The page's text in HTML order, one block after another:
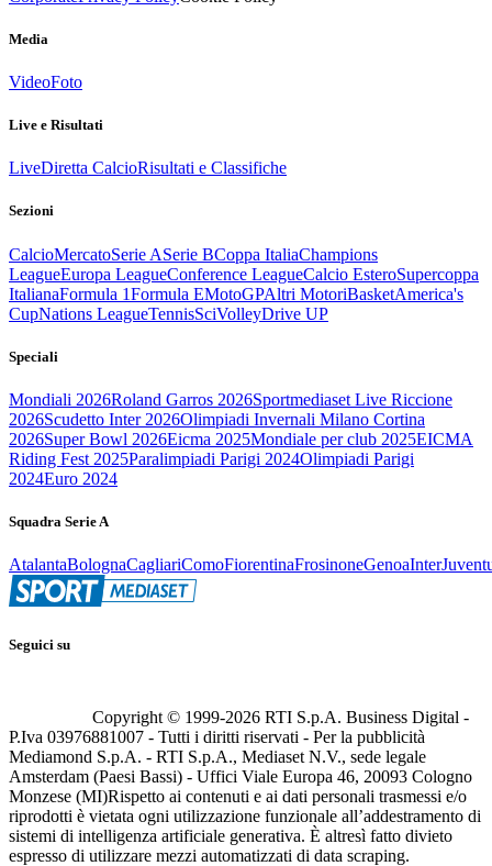
Media
VideoFoto
Live e Risultati
LiveDiretta CalcioRisultati e Classifiche
Sezioni
CalcioMercatoSerie ASerie BCoppa ItaliaChampions
LeagueEuropa LeagueConference LeagueCalcio EsteroSupercoppa
ItalianaFormula 1Formula EMotoGPAltri MotoriBasketAmerica's
CupNations LeagueTennisSciVolleyDrive UP
Speciali
Mondiali 2026Roland Garros 2026Sportmediaset Live Riccione
2026Scudetto Inter 2026Olimpiadi Invernali Milano Cortina
2026Super Bowl 2026Eicma 2025Mondiale per club 2025EICMA
Riding Fest 2025Paralimpiadi Parigi 2024Olimpiadi Parigi
2024Euro 2024
Squadra Serie A
AtalantaBolognaCagliariComoFiorentinaFrosinoneGenoaInter
Seguici su
Copyright © 1999-2026 RTI S.p.A. Business Digital -
P.Iva 03976881007 - Tutti i diritti riservati - Per la pubblicità
Mediamond S.p.A. - RTI S.p.A., Mediaset N.V., sede legale
Amsterdam (Paesi Bassi) - Uffici Viale Europa 46, 20093 Cologno
Monzese (MI)Rispetto ai contenuti e ai dati personali trasmessi e/o
riprodotti è vietata ogni utilizzazione funzionale all’addestramento di
sistemi di intelligenza artificiale generativa. È altresì fatto divieto
espresso di utilizzare mezzi automatizzati di data scraping.